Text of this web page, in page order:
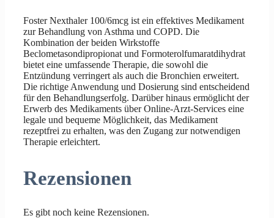
Foster Nexthaler 100/6mcg ist ein effektives Medikament
zur Behandlung von Asthma und COPD. Die
Kombination der beiden Wirkstoffe
Beclometasondipropionat und Formoterolfumaratdihydrat
bietet eine umfassende Therapie, die sowohl die
Entzündung verringert als auch die Bronchien erweitert.
Die richtige Anwendung und Dosierung sind entscheidend
für den Behandlungserfolg. Darüber hinaus ermöglicht der
Erwerb des Medikaments über Online-Arzt-Services eine
legale und bequeme Möglichkeit, das Medikament
rezeptfrei zu erhalten, was den Zugang zur notwendigen
Therapie erleichtert.
Rezensionen
Es gibt noch keine Rezensionen.